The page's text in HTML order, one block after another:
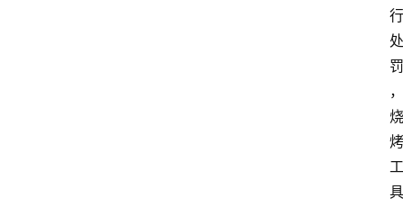
行
处
罚
，
烧
烤
工
具